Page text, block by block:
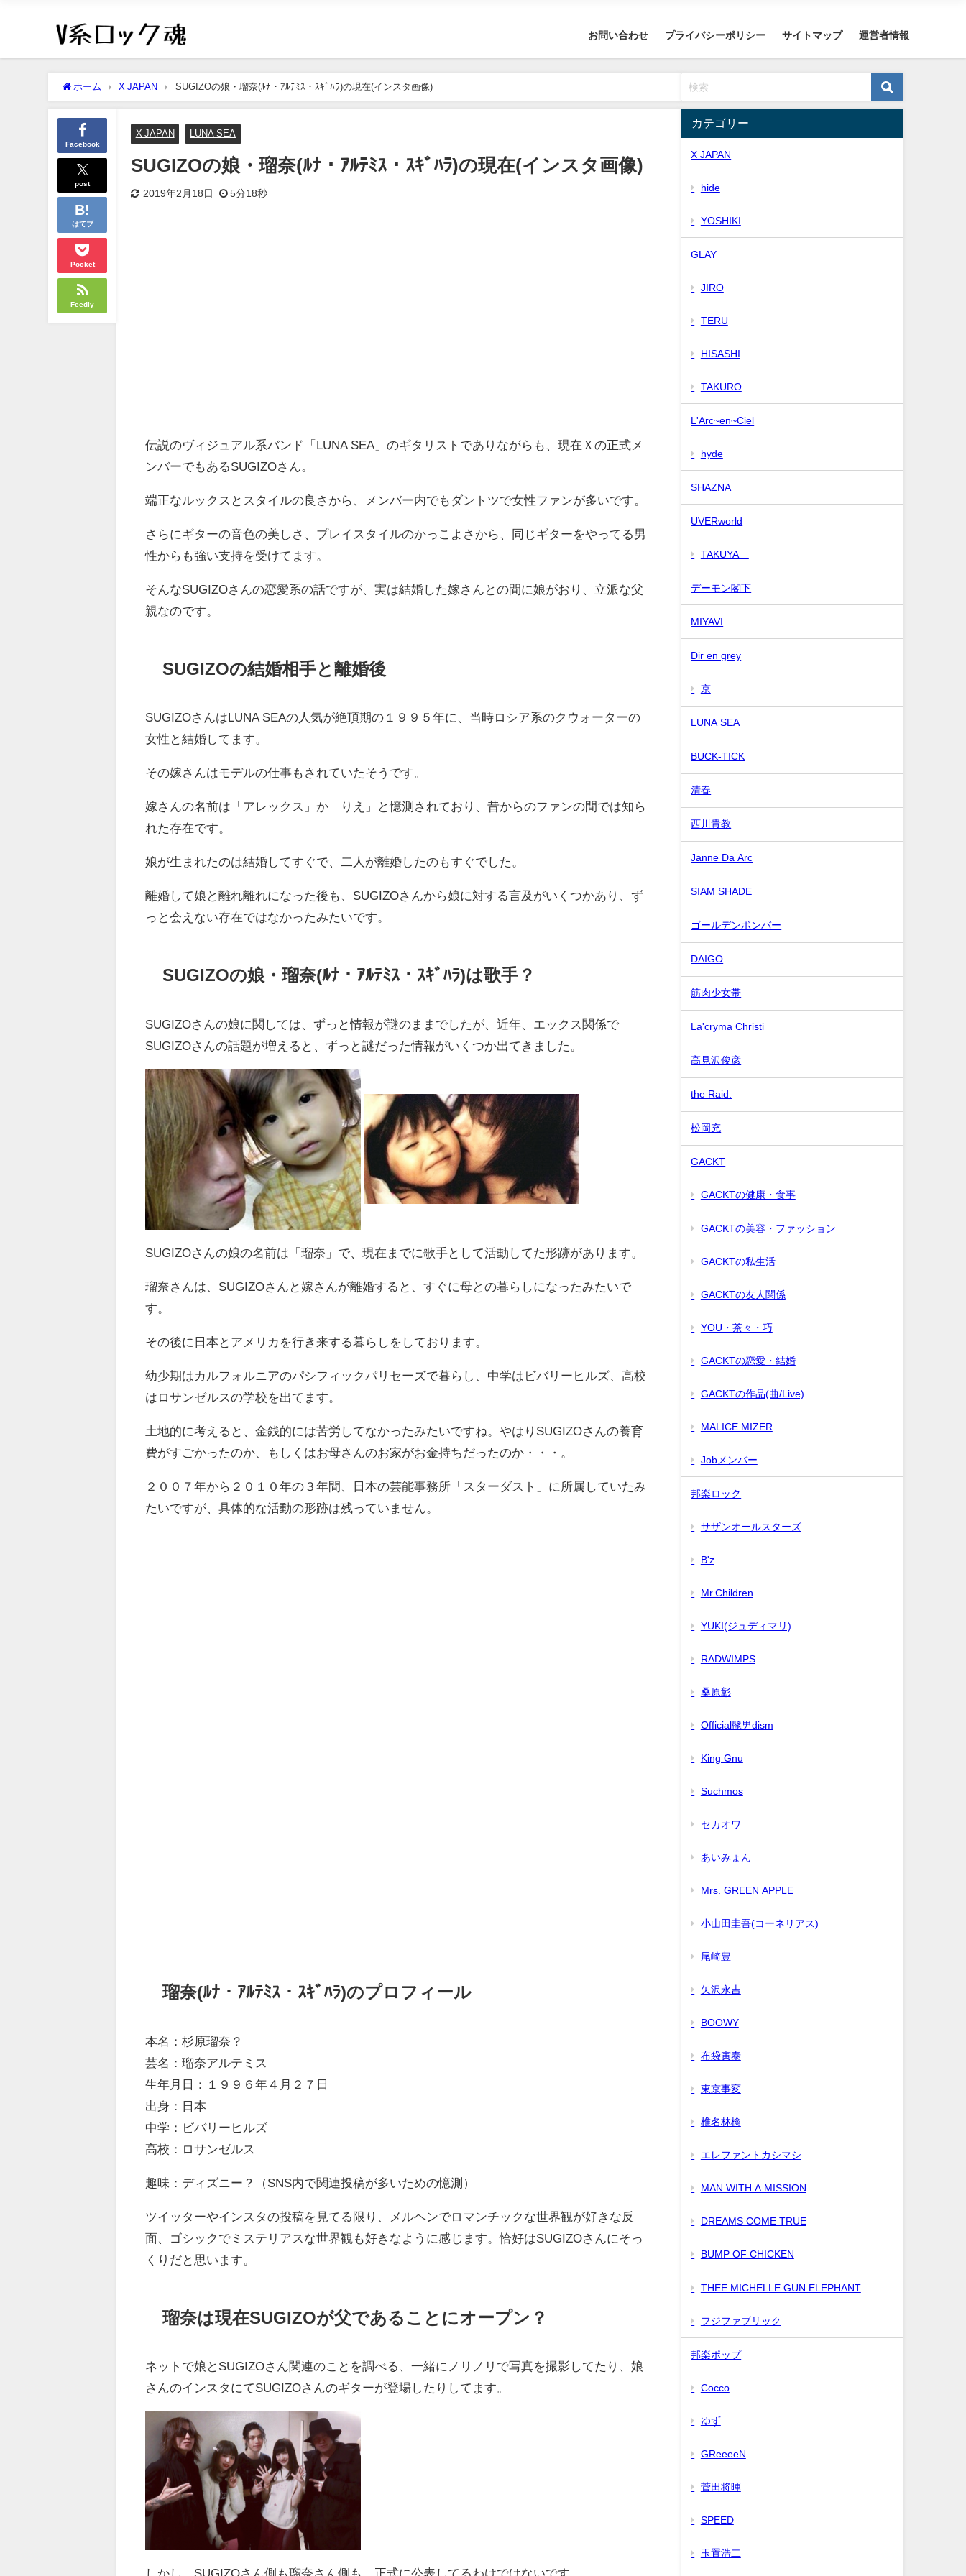
お問い合わせ プライバシーポリシー サイトマップ 運営者情報
ホーム X JAPAN SUGIZOの娘・瑠奈(ﾙﾅ・ｱﾙﾃﾐｽ・ｽｷﾞﾊﾗ)の現在(インスタ画像)
Facebook
post
はてブ
Pocket
Feedly
X JAPAN LUNA SEA
SUGIZOの娘・瑠奈(ﾙﾅ・ｱﾙﾃﾐｽ・ｽｷﾞﾊﾗ)の現在(インスタ画像)
2019年2月18日 5分18秒
伝説のヴィジュアル系バンド「LUNA SEA」のギタリストでありながらも、現在Ｘの正式メ
ンバーでもあるSUGIZOさん。
端正なルックスとスタイルの良さから、メンバー内でもダントツで女性ファンが多いです。
さらにギターの音色の美しさ、プレイスタイルのかっこよさから、同じギターをやってる男
性からも強い支持を受けてます。
そんなSUGIZOさんの恋愛系の話ですが、実は結婚した嫁さんとの間に娘がおり、立派な父
親なのです。
SUGIZOの結婚相手と離婚後
SUGIZOさんはLUNA SEAの人気が絶頂期の１９９５年に、当時ロシア系のクウォーターの
女性と結婚してます。
その嫁さんはモデルの仕事もされていたそうです。
嫁さんの名前は「アレックス」か「りえ」と憶測されており、昔からのファンの間では知ら
れた存在です。
娘が生まれたのは結婚してすぐで、二人が離婚したのもすぐでした。
離婚して娘と離れ離れになった後も、SUGIZOさんから娘に対する言及がいくつかあり、ず
っと会えない存在ではなかったみたいです。
SUGIZOの娘・瑠奈(ﾙﾅ・ｱﾙﾃﾐｽ・ｽｷﾞﾊﾗ)は歌手？
SUGIZOさんの娘に関しては、ずっと情報が謎のままでしたが、近年、エックス関係で
SUGIZOさんの話題が増えると、ずっと謎だった情報がいくつか出てきました。
SUGIZOさんの娘の名前は「瑠奈」で、現在までに歌手として活動してた形跡があります。
瑠奈さんは、SUGIZOさんと嫁さんが離婚すると、すぐに母との暮らしになったみたいで
す。
その後に日本とアメリカを行き来する暮らしをしております。
幼少期はカルフォルニアのパシフィックパリセーズで暮らし、中学はビバリーヒルズ、高校
はロサンゼルスの学校を出てます。
土地的に考えると、金銭的には苦労してなかったみたいですね。やはりSUGIZOさんの養育
費がすごかったのか、もしくはお母さんのお家がお金持ちだったのか・・・。
２００７年から２０１０年の３年間、日本の芸能事務所「スターダスト」に所属していたみ
たいですが、具体的な活動の形跡は残っていません。
瑠奈(ﾙﾅ・ｱﾙﾃﾐｽ・ｽｷﾞﾊﾗ)のプロフィール
本名：杉原瑠奈？
芸名：瑠奈アルテミス
生年月日：１９９６年４月２７日
出身：日本
中学：ビバリーヒルズ
高校：ロサンゼルス
趣味：ディズニー？（SNS内で関連投稿が多いための憶測）
ツイッターやインスタの投稿を見てる限り、メルヘンでロマンチックな世界観が好きな反
面、ゴシックでミステリアスな世界観も好きなように感じます。恰好はSUGIZOさんにそっ
くりだと思います。
瑠奈は現在SUGIZOが父であることにオープン？
ネットで娘とSUGIZOさん関連のことを調べる、一緒にノリノリで写真を撮影してたり、娘
さんのインスタにてSUGIZOさんのギターが登場したりしてます。
しかし、SUGIZOさん側も瑠奈さん側も、正式に公表してるわけではないです。
カテゴリー
X JAPAN
hide
YOSHIKI
GLAY
JIRO
TERU
HISASHI
TAKURO
L'Arc~en~Ciel
hyde
SHAZNA
UVERworld
TAKUYA∞
デーモン閣下
MIYAVI
Dir en grey
京
LUNA SEA
BUCK-TICK
清春
西川貴教
Janne Da Arc
SIAM SHADE
ゴールデンボンバー
DAIGO
筋肉少女帯
La'cryma Christi
高見沢俊彦
the Raid.
松岡充
GACKT
GACKTの健康・食事
GACKTの美容・ファッション
GACKTの私生活
GACKTの友人関係
YOU・茶々・巧
GACKTの恋愛・結婚
GACKTの作品(曲/Live)
MALICE MIZER
Jobメンバー
邦楽ロック
サザンオールスターズ
B'z
Mr.Children
YUKI(ジュディマリ)
RADWIMPS
桑原彰
Official髭男dism
King Gnu
Suchmos
セカオワ
あいみょん
Mrs. GREEN APPLE
小山田圭吾(コーネリアス)
尾崎豊
矢沢永吉
BOOWY
布袋寅泰
東京事変
椎名林檎
エレファントカシマシ
MAN WITH A MISSION
DREAMS COME TRUE
BUMP OF CHICKEN
THEE MICHELLE GUN ELEPHANT
フジファブリック
邦楽ポップ
Cocco
ゆず
GReeeeN
菅田将暉
SPEED
玉置浩二